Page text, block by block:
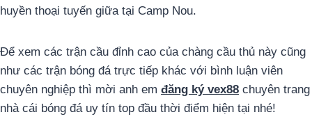
huyền thoại tuyến giữa tại Camp Nou.
Để xem các trận cầu đỉnh cao của chàng cầu thủ này cũng
như các trận bóng đá trực tiếp khác với bình luận viên
chuyên nghiệp thì mời anh em đăng ký vex88 chuyên trang
nhà cái bóng đá uy tín top đầu thời điểm hiện tại nhé!